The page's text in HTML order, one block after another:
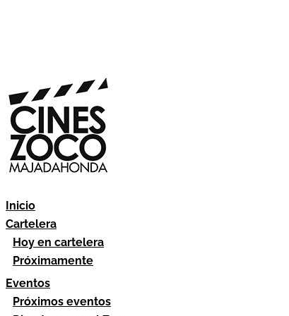
Inicio
Cartelera
Hoy en cartelera
Próximamente
Eventos
Próximos eventos